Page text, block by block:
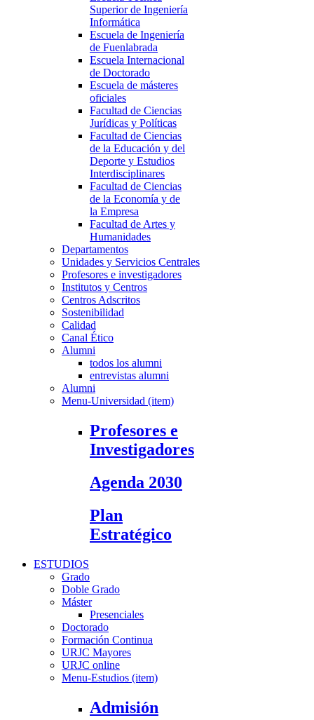
Superior de Ingeniería
Informática
Escuela de Ingeniería
de Fuenlabrada
Escuela Internacional
de Doctorado
Escuela de másteres
oficiales
Facultad de Ciencias
Jurídicas y Políticas
Facultad de Ciencias
de la Educación y del
Deporte y Estudios
Interdisciplinares
Facultad de Ciencias
de la Economía y de
la Empresa
Facultad de Artes y
Humanidades
Departamentos
Unidades y Servicios Centrales
Profesores e investigadores
Institutos y Centros
Centros Adscritos
Sostenibilidad
Calidad
Canal Ético
Alumni
todos los alumni
entrevistas alumni
Alumni
Menu-Universidad (item)
Profesores e
Investigadores
Agenda 2030
Plan
Estratégico
ESTUDIOS
Grado
Doble Grado
Máster
Presenciales
Doctorado
Formación Continua
URJC Mayores
URJC online
Menu-Estudios (item)
Admisión